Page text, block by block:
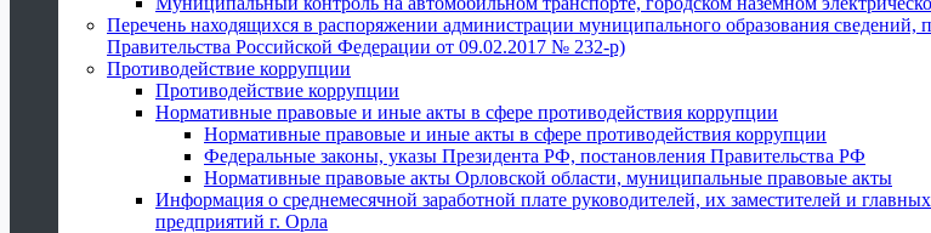
Перечень находящихся в распоряжении администрации муниципального образования
Правительства Российской Федерации от 09.02.2017 № 232-р)
Противодействие коррупции
Противодействие коррупции
Нормативные правовые и иные акты в сфере противодействия коррупции
Нормативные правовые и иные акты в сфере противодействия коррупции
Федеральные законы, указы Президента РФ, постановления Правительства РФ
Нормативные правовые акты Орловской области, муниципальные правовые акты
Информация о среднемесячной заработной плате руководителей, их заместителей и
предприятий г. Орла